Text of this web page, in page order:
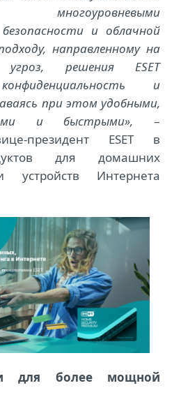
многоуровневыми
и облачной
направленному на
угроз, решения ESET
и
при этом удобными,
и быстрыми», –
президент ESET в
для домашних
устройств Интернета
для более мощной